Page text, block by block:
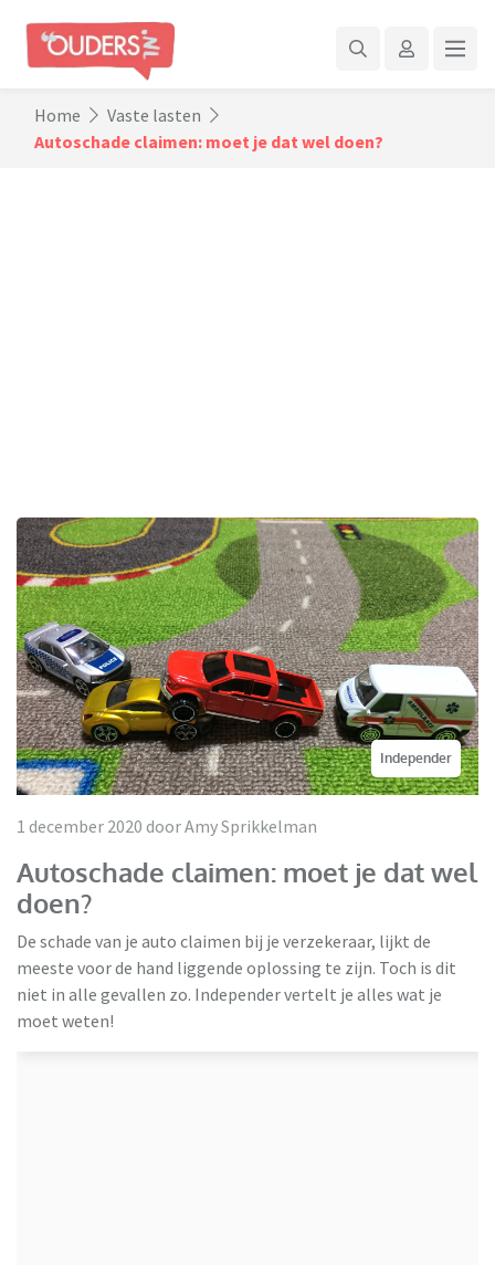
Home
Vaste lasten
Autoschade claimen: moet je dat wel doen?
Independer
1 december 2020 door Amy Sprikkelman
Autoschade claimen: moet je dat wel
doen?
De schade van je auto claimen bij je verzekeraar, lijkt de
meeste voor de hand liggende oplossing te zijn. Toch is dit
niet in alle gevallen zo. Independer vertelt je alles wat je
moet weten!